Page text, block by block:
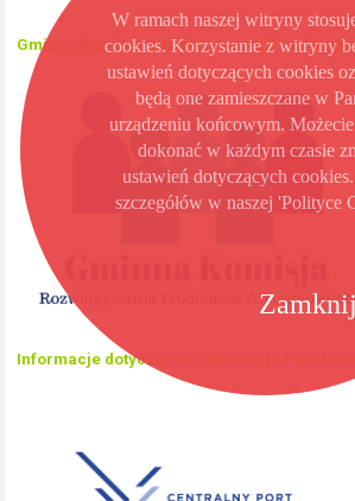
Gminna Komisja Rozwiązywania Problemów
Informacje dotyczące Centralnego Portu
Zamknij
W ramach naszej witryny
cookies. Korzystanie z witryny
ustawień dotyczących cookies
będą one zamieszczane w
urządzeniu końcowym.
dokonać w każdym czasie
ustawień dotyczących
szczegółów w naszej 'Polityce